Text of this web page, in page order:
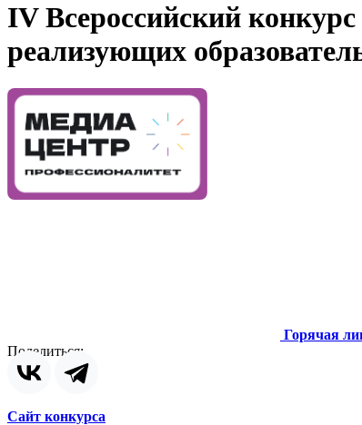
IV Всероссийский
реализующих
Горячая
Поделиться:
Сайт конкурса